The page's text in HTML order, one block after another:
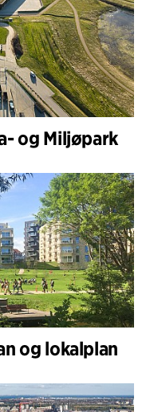
og Miljøpark
og lokalplan